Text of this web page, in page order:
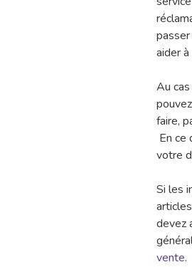
aider
Au
faire,
En ce
votre
Si les
devez
vente.